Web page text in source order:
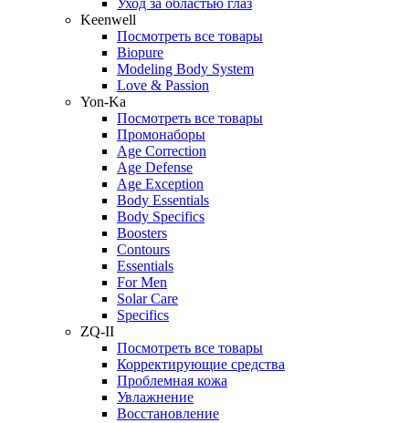
Уход за областью глаз
Keenwell
Посмотреть все товары
Biopure
Modeling Body System
Love & Passion
Yon-Ka
Посмотреть все товары
Промонаборы
Age Correction
Age Defense
Age Exception
Body Essentials
Body Specifics
Boosters
Contours
Essentials
For Men
Solar Care
Specifics
ZQ-II
Посмотреть все товары
Корректирующие средства
Проблемная кожа
Увлажнение
Восстановление